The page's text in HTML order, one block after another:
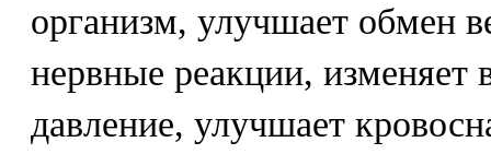
организм, улучшает обмен
нервные реакции,
давление, улучшает